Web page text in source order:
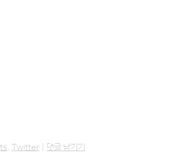
, Twitter 댓글 남기기